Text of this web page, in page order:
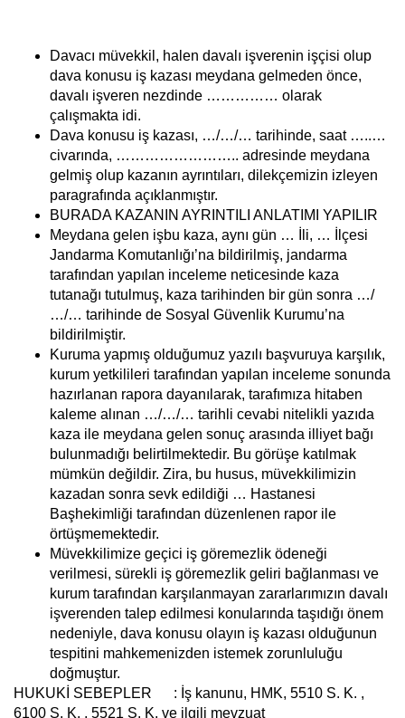
Davacı müvekkil, halen davalı işverenin işçisi olup
dava konusu iş kazası meydana gelmeden önce,
davalı işveren nezdinde …………… olarak
çalışmakta idi.
Dava konusu iş kazası, …/…/… tarihinde, saat …..…
civarında, …………………….. adresinde meydana
gelmiş olup kazanın ayrıntıları, dilekçemizin izleyen
paragrafında açıklanmıştır.
BURADA KAZANIN AYRINTILI ANLATIMI YAPILIR
Meydana gelen işbu kaza, aynı gün … İli, … İlçesi
Jandarma Komutanlığı’na bildirilmiş, jandarma
tarafından yapılan inceleme neticesinde kaza
tutanağı tutulmuş, kaza tarihinden bir gün sonra …/
…/… tarihinde de Sosyal Güvenlik Kurumu’na
bildirilmiştir.
Kuruma yapmış olduğumuz yazılı başvuruya karşılık,
kurum yetkilileri tarafından yapılan inceleme sonunda
hazırlanan rapora dayanılarak, tarafımıza hitaben
kaleme alınan …/…/… tarihli cevabi nitelikli yazıda
kaza ile meydana gelen sonuç arasında illiyet bağı
bulunmadığı belirtilmektedir. Bu görüşe katılmak
mümkün değildir. Zira, bu husus, müvekkilimizin
kazadan sonra sevk edildiği … Hastanesi
Başhekimliği tarafından düzenlenen rapor ile
örtüşmemektedir.
Müvekkilimize geçici iş göremezlik ödeneği
verilmesi, sürekli iş göremezlik geliri bağlanması ve
kurum tarafından karşılanmayan zararlarımızın davalı
işverenden talep edilmesi konularında taşıdığı önem
nedeniyle, dava konusu olayın iş kazası olduğunun
tespitini mahkemenizden istemek zorunluluğu
doğmuştur.
HUKUKİ SEBEPLER : İş kanunu, HMK, 5510 S. K. ,
6100 S. K. , 5521 S. K. ve ilgili mevzuat